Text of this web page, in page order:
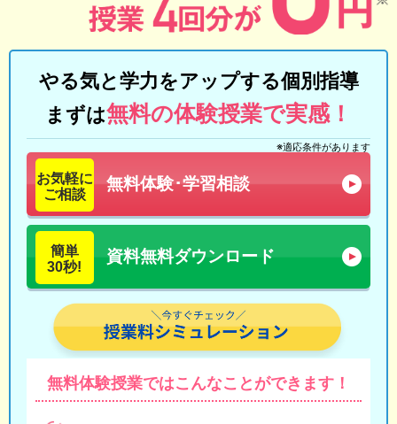
やる気と学力をアップする個別指導
まずは無料の体験授業で実感！
※適応条件があります
お気軽に
ご相談
無料体験･学習相談
簡単
30秒!
資料無料ダウンロード
無料体験授業ではこんなことができます！